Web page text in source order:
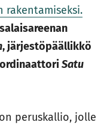
, järjestöpäällikkö
Satu
peruskallio, jolle